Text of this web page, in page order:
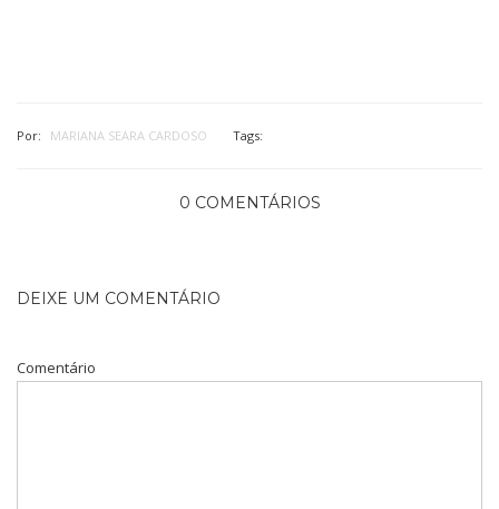
Por: MARIANA SEARA CARDOSO Tags:
0 COMENTÁRIOS
DEIXE UM COMENTÁRIO
Comentário